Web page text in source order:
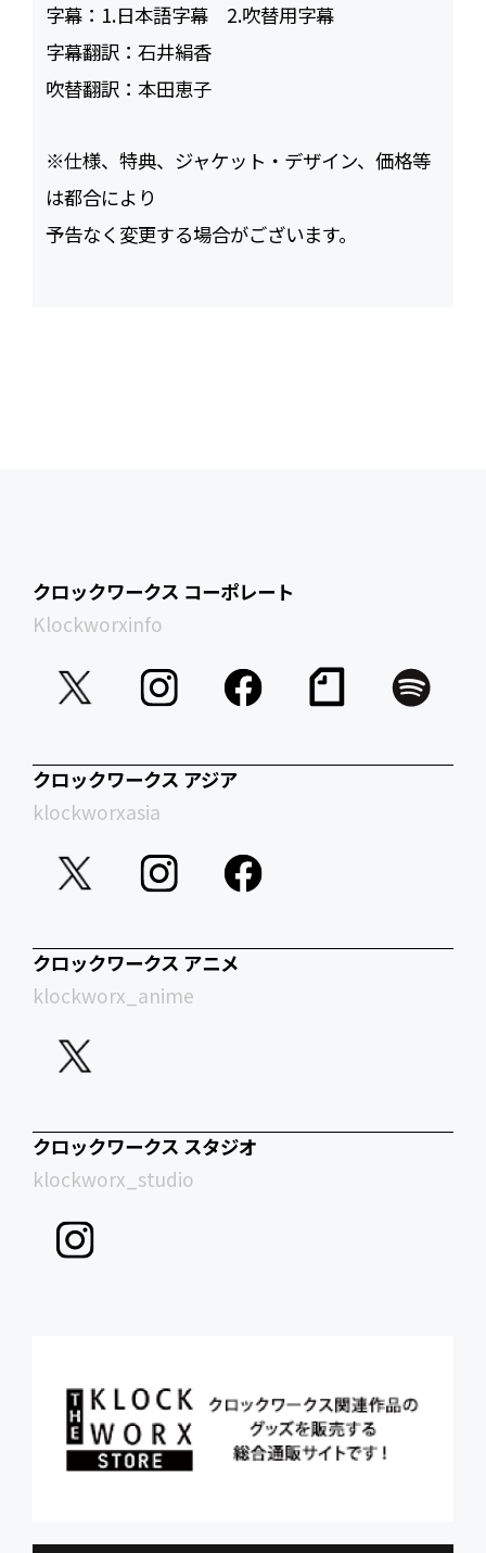
字幕： 1.日本語字幕 2.吹替用字幕
字幕翻訳：石井絹香
吹替翻訳：本田恵子
※仕様、特典、ジャケット・デザイン、価格等
は都合により
予告なく変更する場合がございます。
クロックワークス コーポレート
Klockworxinfo
クロックワークス アジア
klockworxasia
クロックワークス アニメ
klockworx_anime
クロックワークス スタジオ
klockworx_studio